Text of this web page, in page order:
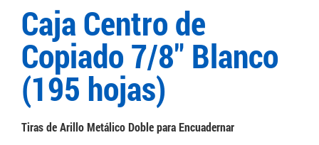
Caja Centro de
Copiado 7/8″ Blanco
(195 hojas)
Tiras de Arillo Metálico Doble para Encuadernar